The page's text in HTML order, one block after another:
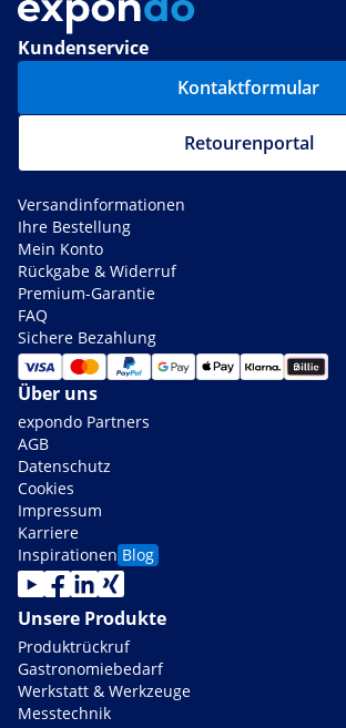
Kundenservice
Kontaktformular
Retourenportal
Versandinformationen
Ihre Bestellung
Mein Konto
Rückgabe & Widerruf
Premium-Garantie
FAQ
Sichere Bezahlung
Über uns
expondo Partners
AGB
Datenschutz
Cookies
Impressum
Karriere
Inspirationen Blog
Unsere Produkte
Produktrückruf
Gastronomiebedarf
Werkstatt & Werkzeuge
Messtechnik